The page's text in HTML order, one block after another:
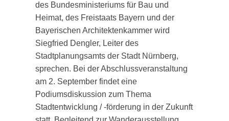
des Bundesministeriums für Bau und
Heimat, des Freistaats Bayern und der
Bayerischen Architektenkammer wird
Siegfried Dengler, Leiter des
Stadtplanungsamts der Stadt Nürnberg,
sprechen. Bei der Abschlussveranstaltung
am 2. September findet eine
Podiumsdiskussion zum Thema
Stadtentwicklung / -förderung in der Zukunft